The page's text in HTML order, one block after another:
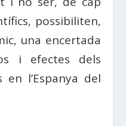
possibiliten,
una encertada
i efectes dels
en l’Espanya del